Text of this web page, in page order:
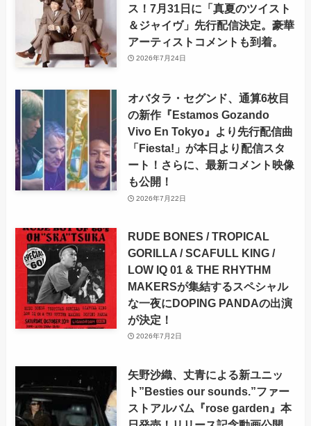
ス！7月31日に「真夏のツイスト
＆ジャイヴ」先行配信決定。豪華
アーティストコメントも到着。
2026年7月24日
オバタラ・セグンド、通算6枚目
の新作『Estamos Gozando
Vivo En Tokyo』より先行配信曲
「Fiesta!」が本日より配信スタ
ート！さらに、最新コメント映像
も公開！
2026年7月22日
RUDE BONES / TROPICAL
GORILLA / SCAFULL KING /
LOW IQ 01 & THE RHYTHM
MAKERSが集結するスペシャル
な一夜にDOPING PANDAの出演
が決定！
2026年7月2日
矢野沙織、丈青による新ユニッ
ト”Besties our sounds.”ファー
ストアルバム『rose garden』本